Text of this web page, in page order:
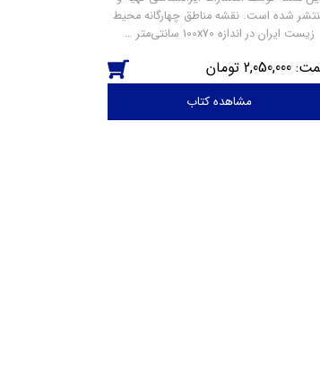
شده است. نقشه مناطق چهارگانه محیط
زیست ایران در اندازه 100x70 سانتی‌متر …
2,050,000
مشاهده کتاب